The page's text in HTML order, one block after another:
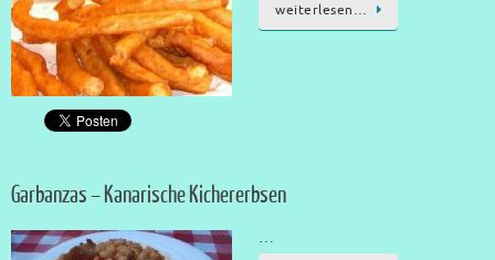
weiterlesen…
Garbanzas – Kanarische Kichererbsen
…